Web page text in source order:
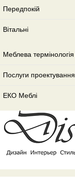
Передпокій
Вітальні
Меблева термінологія
Послуги проектування
ЕКО Меблі